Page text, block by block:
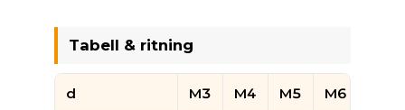
Tabell & ritning
d M3 M4 M5 M6